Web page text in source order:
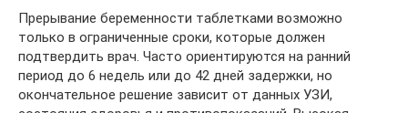
Прерывание беременности таблетками возможно
только в ограниченные сроки, которые должен
подтвердить врач. Часто ориентируются на ранний
период до 6 недель или до 42 дней задержки, но
окончательное решение зависит от данных УЗИ,